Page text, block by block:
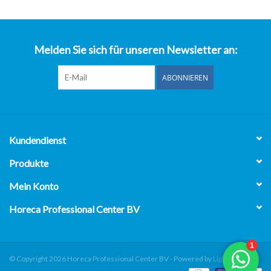
Melden Sie sich für unseren Newsletter an:
ABONNIEREN
Kundendienst
Produkte
Mein Konto
Horeca Professional Center BV
© Copyright 2026 Horeca Professional Center BV - Powered by Lightspeed